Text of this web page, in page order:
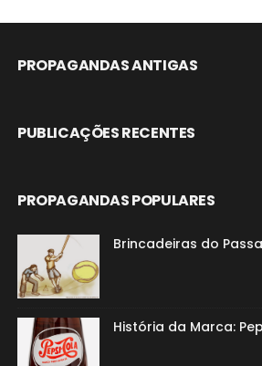
PROPAGANDAS ANTIGAS
PUBLICAÇÕES RECENTES
PROPAGANDAS POPULARES
Brincadeiras do
História da Marca: